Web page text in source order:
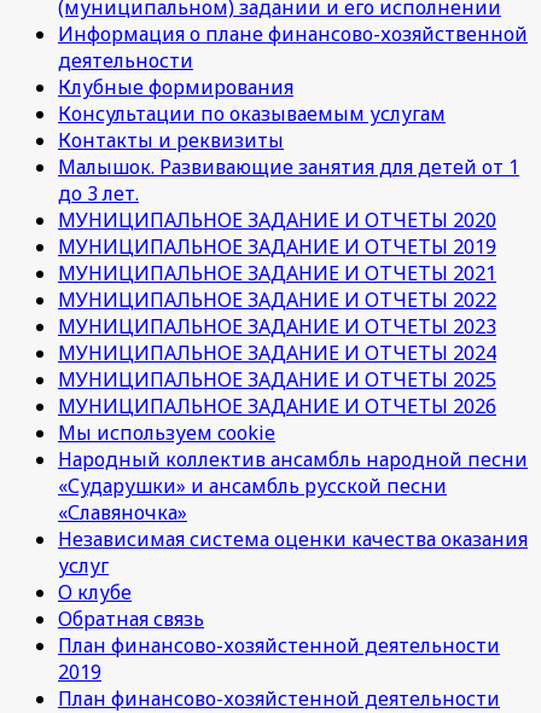
(муниципальном) задании и его исполнении
Информация о плане финансово-хозяйственной
деятельности
Клубные формирования
Консультации по оказываемым услугам
Контакты и реквизиты
Малышок. Развивающие занятия для детей от 1
до 3 лет.
МУНИЦИПАЛЬНОЕ ЗАДАНИЕ И ОТЧЕТЫ 2020
МУНИЦИПАЛЬНОЕ ЗАДАНИЕ И ОТЧЕТЫ 2019
МУНИЦИПАЛЬНОЕ ЗАДАНИЕ И ОТЧЕТЫ 2021
МУНИЦИПАЛЬНОЕ ЗАДАНИЕ И ОТЧЕТЫ 2022
МУНИЦИПАЛЬНОЕ ЗАДАНИЕ И ОТЧЕТЫ 2023
МУНИЦИПАЛЬНОЕ ЗАДАНИЕ И ОТЧЕТЫ 2024
МУНИЦИПАЛЬНОЕ ЗАДАНИЕ И ОТЧЕТЫ 2025
МУНИЦИПАЛЬНОЕ ЗАДАНИЕ И ОТЧЕТЫ 2026
Мы используем cookie
Народный коллектив ансамбль народной песни
«Сударушки» и ансамбль русской песни
«Славяночка»
Независимая система оценки качества оказания
услуг
О клубе
Обратная связь
План финансово-хозяйстенной деятельности
2019
План финансово-хозяйстенной деятельности